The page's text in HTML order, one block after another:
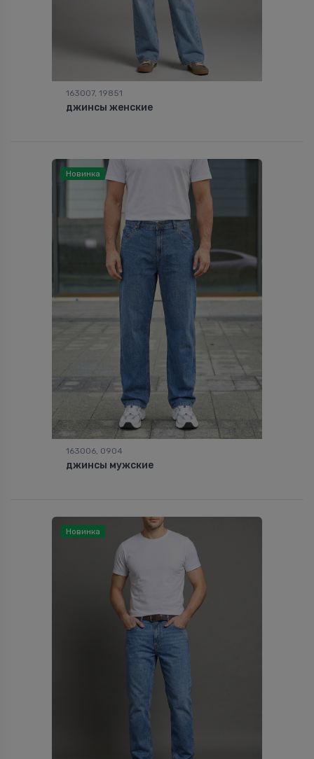
163007, 19851
джинсы женские
Новинка
163006, 0904
джинсы мужские
Новинка